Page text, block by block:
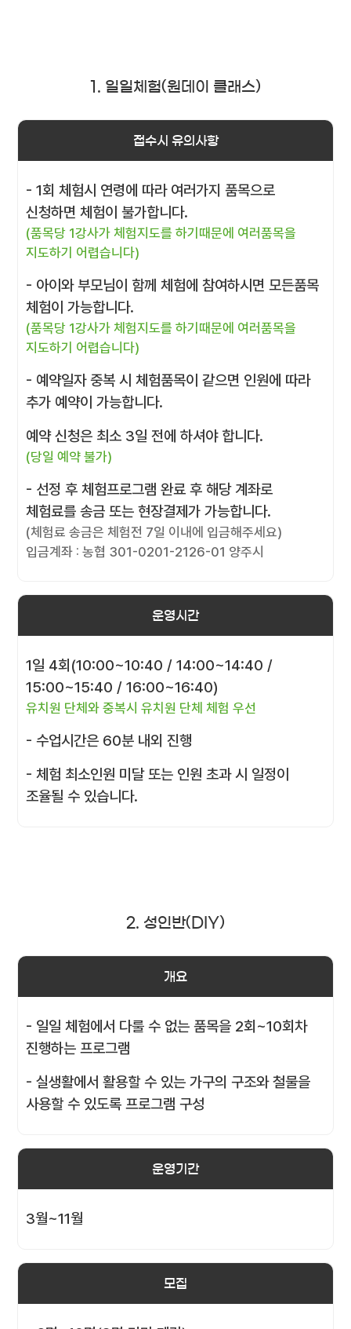
1. 일일체험(원데이 클래스)
접수시 유의사항
- 1회 체험시 연령에 따라 여러가지 품목으로
신청하면 체험이 불가합니다.
(품목당 1강사가 체험지도를 하기때문에 여러품목을
지도하기 어렵습니다)
- 아이와 부모님이 함께 체험에 참여하시면 모든품목
체험이 가능합니다.
(품목당 1강사가 체험지도를 하기때문에 여러품목을
지도하기 어렵습니다)
- 예약일자 중복 시 체험품목이 같으면 인원에 따라
추가 예약이 가능합니다.
예약 신청은 최소 3일 전에 하셔야 합니다.
(당일 예약 불가)
- 선정 후 체험프로그램 완료 후 해당 계좌로
체험료를 송금 또는 현장결제가 가능합니다.
(체험료 송금은 체험전 7일 이내에 입금해주세요)
입금계좌 : 농협 301-0201-2126-01 양주시
운영시간
1일 4회(10:00~10:40 / 14:00~14:40 /
15:00~15:40 / 16:00~16:40)
유치원 단체와 중복시 유치원 단체 체험 우선
- 수업시간은 60분 내외 진행
- 체험 최소인원 미달 또는 인원 초과 시 일정이
조율될 수 있습니다.
2. 성인반(DIY)
개요
- 일일 체험에서 다룰 수 없는 품목을 2회~10회차
진행하는 프로그램
- 실생활에서 활용할 수 있는 가구의 구조와 철물을
사용할 수 있도록 프로그램 구성
운영기간
3월~11월
모집